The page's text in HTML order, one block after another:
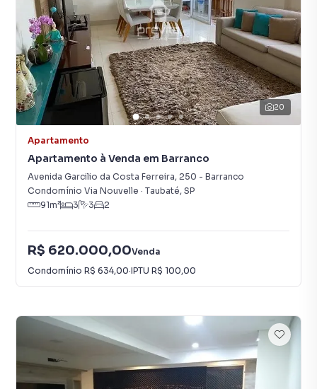
20
Apartamento
Apartamento à Venda em Barranco
Avenida Garcilio da Costa Ferreira, 250 - Barranco
Condomínio Via Nouvelle · Taubaté, SP
91m² 3 3 2
R$ 620.000,00Venda
Condomínio R$ 634,00·IPTU R$ 100,00